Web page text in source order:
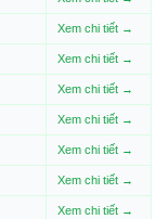
Xem chi tiết →
Xem chi tiết →
Xem chi tiết →
Xem chi tiết →
Xem chi tiết →
Xem chi tiết →
Xem chi tiết →